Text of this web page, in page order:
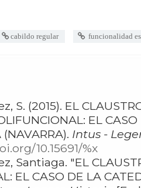
cabildo regular funcionalidad
EL
Intus -
10.15691/%x
UN ESPACIO
EL CASO DE LA